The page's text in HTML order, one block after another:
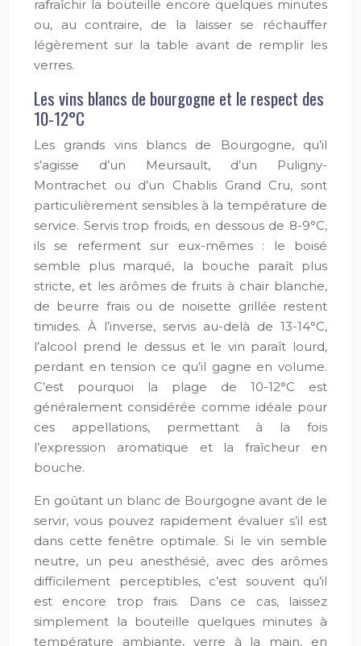
rafraîchir la bouteille encore quelques minutes
ou, au contraire, de la laisser se réchauffer
légèrement sur la table avant de remplir les
verres.
Les vins blancs de bourgogne et le respect des
10-12°C
Les grands vins blancs de Bourgogne, qu’il
s’agisse d’un Meursault, d’un Puligny-
Montrachet ou d’un Chablis Grand Cru, sont
particulièrement sensibles à la température de
service. Servis trop froids, en dessous de 8-9°C,
ils se referment sur eux-mêmes : le boisé
semble plus marqué, la bouche paraît plus
stricte, et les arômes de fruits à chair blanche,
de beurre frais ou de noisette grillée restent
timides. À l’inverse, servis au-delà de 13-14°C,
l’alcool prend le dessus et le vin paraît lourd,
perdant en tension ce qu’il gagne en volume.
C’est pourquoi la plage de 10-12°C est
généralement considérée comme idéale pour
ces appellations, permettant à la fois
l’expression aromatique et la fraîcheur en
bouche.
En goûtant un blanc de Bourgogne avant de le
servir, vous pouvez rapidement évaluer s’il est
dans cette fenêtre optimale. Si le vin semble
neutre, un peu anesthésié, avec des arômes
difficilement perceptibles, c’est souvent qu’il
est encore trop frais. Dans ce cas, laissez
simplement la bouteille quelques minutes à
température ambiante, verre à la main, en